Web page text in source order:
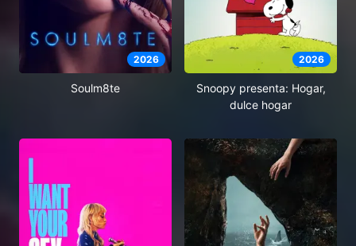
2026
Soulm8te
2026
Snoopy presenta: Hogar,
dulce hogar